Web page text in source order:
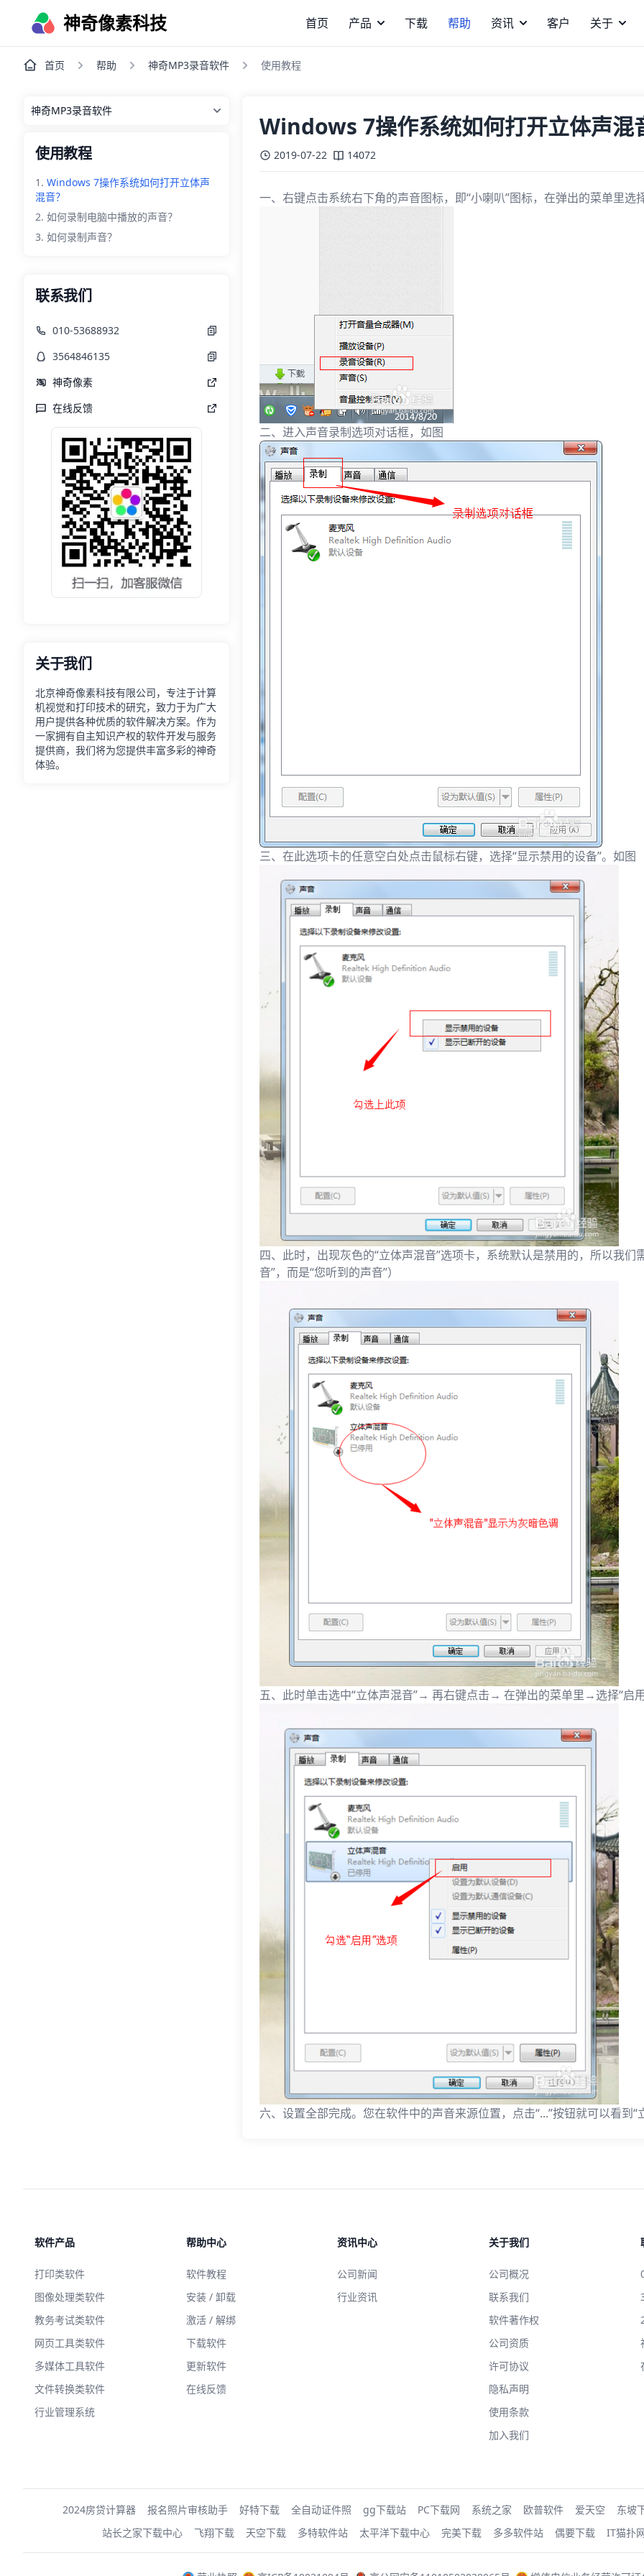
神奇像素科技 首页 产品 下载 帮助 资讯 客户 关于
首页 帮助 神奇MP3录音软件 使用教程
使用教程
Windows 7操作系统如何打开立体声
混音？
如何录制电脑中播放的声音？
如何录制声音？
联系我们
010-53688932
3564846135
神奇像素
在线反馈
关于我们
北京神奇像素科技有限公司，专注于计算
机视觉和打印技术的研究，致力于为广大
用户提供各种优质的软件解决方案。作为
一家拥有自主知识产权的软件开发与服务
提供商，我们将为您提供丰富多彩的神奇
体验。
Windows 7操作系统如何打开立体声混
2019-07-22 14072
一、右键点击系统右下角的声音图标，即“小喇叭”图标，在弹出的菜单里选
二、进入声音录制选项对话框，如图
三、在此选项卡的任意空白处点击鼠标右键，选择“显示禁用的设备”。如图
四、此时，出现灰色的“立体声混音”选项卡，系统默认是禁用的，所以我
音”，而是“您听到的声音”）
五、此时单击选中“立体声混音”→ 再右键点击→ 在弹出的菜单里→选择“启
六、设置全部完成。您在软件中的声音来源位置，点击“...”按钮就可以看到
软件产品
打印类软件
图像处理类软件
教务考试类软件
网页工具类软件
多媒体工具软件
文件转换类软件
行业管理系统
帮助中心
软件教程
安装 / 卸载
激活 / 解绑
下载软件
更新软件
在线反馈
资讯中心
公司新闻
行业资讯
关于我们
公司概况
联系我们
软件著作权
公司资质
许可协议
隐私声明
使用条款
加入我们
2024房贷计算器 报名照片审核助手 好特下载 全自动证件照 gg下载站 PC下载网 系统之家 欧普软件 爱天空
东坡
站长之家下载中心
飞翔下载 天空下载 多特软件站 太平洋下载中心 完美下载 多多软件站 偶要下载 IT猫扑